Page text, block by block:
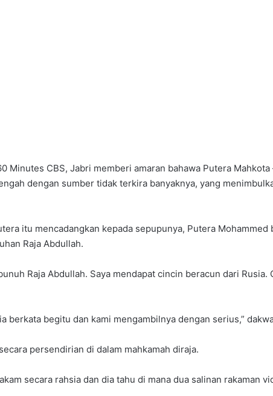
Minutes CBS, Jabri memberi amaran bahawa Putera
dengan sumber tidak terkira banyaknya, yang
itu mencadangkan kepada sepupunya, Putera
Raja Abdullah.
Raja Abdullah. Saya mendapat cincin beracun dari
berkata begitu dan kami mengambilnya dengan serius,”
persendirian di dalam mahkamah diraja.
secara rahsia dan dia tahu di mana dua salinan rakaman